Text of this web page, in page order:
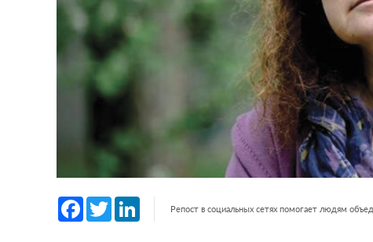
Facebook
Twitter LinkedInРепост в социальных сетях помогает людям